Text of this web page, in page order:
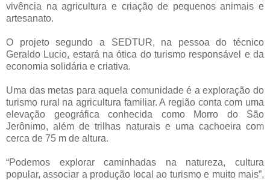
vivência na agricultura e criação de pequenos animais e
artesanato.
O projeto segundo a SEDTUR, na pessoa do técnico
Geraldo Lucio, estará na ótica do turismo responsável e da
economia solidária e criativa.
Uma das metas para aquela comunidade é a exploração do
turismo rural na agricultura familiar. A região conta com uma
elevação geográfica conhecida como Morro do São
Jerônimo, além de trilhas naturais e uma cachoeira com
cerca de 75 m de altura.
“Podemos explorar caminhadas na natureza, cultura
popular, associar a produção local ao turismo e muito mais”,